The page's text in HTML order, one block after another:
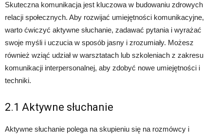
Skuteczna komunikacja jest kluczowa w budowaniu zdrowych
relacji społecznych. Aby rozwijać umiejętności komunikacyjne,
warto ćwiczyć aktywne słuchanie, zadawać pytania i wyrażać
swoje myśli i uczucia w sposób jasny i zrozumiały. Możesz
również wziąć udział w warsztatach lub szkoleniach z zakresu
komunikacji interpersonalnej, aby zdobyć nowe umiejętności i
techniki.
2.1 Aktywne słuchanie
Aktywne słuchanie polega na skupieniu się na rozmówcy i